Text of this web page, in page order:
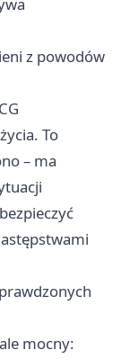
z powodów
To
– ma
mocny: